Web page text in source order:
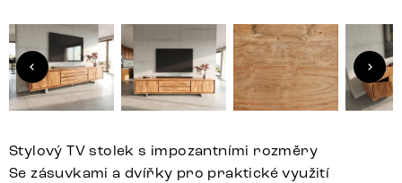
Stylový TV stolek s impozantními rozměry
Se zásuvkami a dvířky pro praktické využití